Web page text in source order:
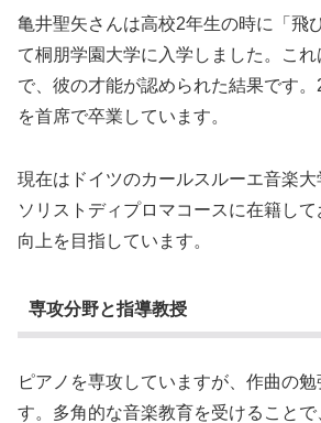
亀井聖矢さんは高校2年生の時に「飛
て桐朋学園大学に入学しました。こ
で、彼の才能が認められた結果です
を首席で卒業しています。
現在はドイツのカールスルーエ音楽
ソリストディプロマコースに在籍し
向上を目指しています。
専攻分野と指導教授
ピアノを専攻していますが、作曲の
す。多角的な音楽教育を受けること